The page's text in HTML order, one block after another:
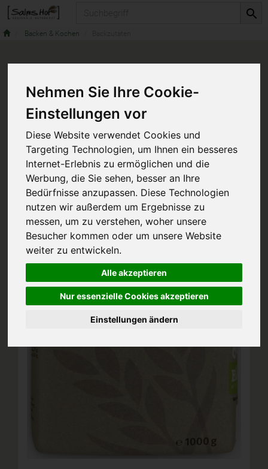
Nehmen Sie Ihre Cookie-
Einstellungen vor
Diese Website verwendet Cookies und
Targeting Technologien, um Ihnen ein besseres
Internet-Erlebnis zu ermöglichen und die
Werbung, die Sie sehen, besser an Ihre
Bedürfnisse anzupassen. Diese Technologien
nutzen wir außerdem um Ergebnisse zu
messen, um zu verstehen, woher unsere
Besucher kommen oder um unsere Website
weiter zu entwickeln.
Alle akzeptieren
Nur essenzielle Cookies akzeptieren
Einstellungen ändern
Backen & Kochen